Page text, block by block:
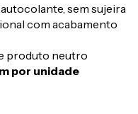
sem sujeira
com acabamento
produto neutro
por unidade